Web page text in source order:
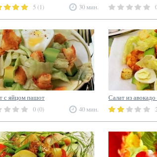
5 (1)
30 мин.
с яйцом пашот
0 (0)
40 мин.
Салат из